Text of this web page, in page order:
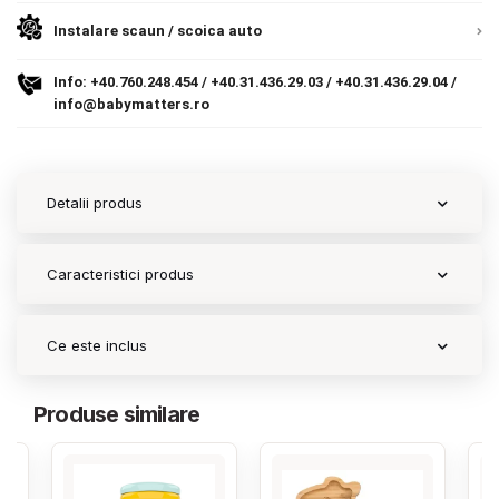
Instalare scaun / scoica auto
Info: +40.760.248.454 / +40.31.436.29.03 / +40.31.436.29.04 /
info@babymatters.ro
Detalii produs
Caracteristici produs
Ce este inclus
Produse similare